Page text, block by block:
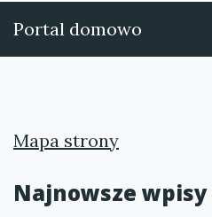
Portal domowo
Mapa strony
Najnowsze wpisy